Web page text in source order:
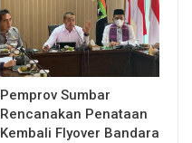
Pemprov Sumbar
Rencanakan Penataan
Kembali Flyover Bandara